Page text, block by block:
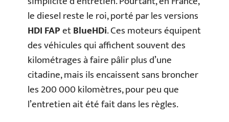
le diesel reste le roi, porté par les versions
HDI FAPetBlueHDi. Ces moteurs équipent
des véhicules qui affichent souvent des
kilométrages à faire pâlir plus d’une
citadine, mais ils encaissent sans broncher
les 200 000 kilomètres, pour peu que
l’entretien ait été fait dans les règles.